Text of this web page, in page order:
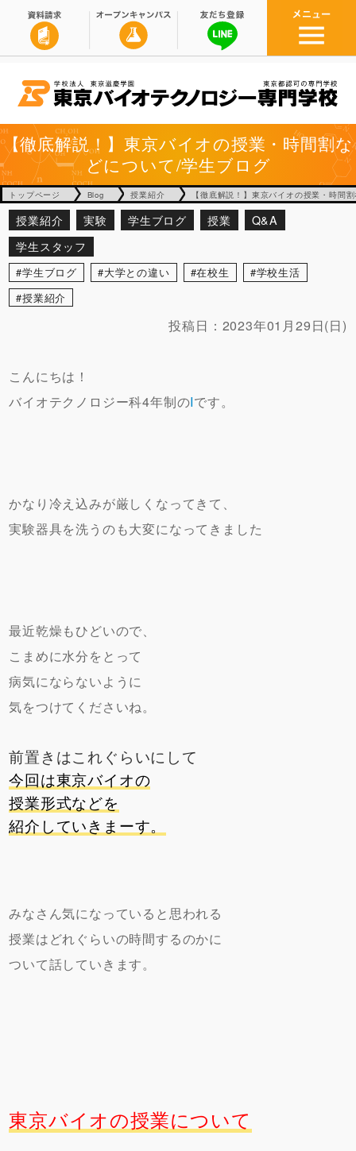
【徹底解説！】東京バイオの授業・時間割な
どについて/学生ブログ
トップページ Blog 授業紹介 【徹底解説！】東京バイオの授業・時間
授業紹介 実験 学生ブログ 授業
Q&A
学生スタッフ
学生ブログ 大学との違い 在校生
学校生活
授業紹介
投稿日： 2023年01月29日(日)
こんにちは！
バイオテクノロジー科4年制のIです。
かなり冷え込みが厳しくなってきて、
実験器具を洗うのも大変になってきました
最近乾燥もひどいので、
こまめに水分をとって
病気にならないように
気をつけてくださいね。
前置きはこれぐらいにして
今回は東京バイオの
授業形式などを
紹介していきまーす。
みなさん気になっていると思われる
授業はどれぐらいの時間するのかに
ついて話していきます。
東京バイオの授業について